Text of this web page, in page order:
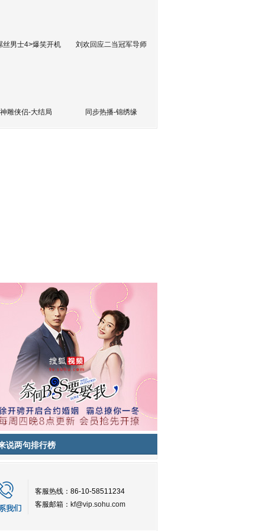
丝男士4>爆笑开机 刘欢回应二当冠军导师
神雕侠侣-大结局 同步热播-锦绣缘
说两句排行榜
客服热线：86-10-58511234
客服邮箱： kf@vip.sohu.com